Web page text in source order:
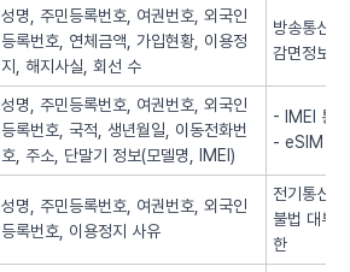
성명, 주민등록번호, 여권번호, 외국인
등록번호, 연체금액, 가입현황, 이용정
지, 해지사실, 회선 수
방송통신
감면정보
성명, 주민등록번호, 여권번호, 외국인
등록번호, 국적, 생년월일, 이동전화번
호, 주소, 단말기 정보(모델명, IMEI)
- IMEI 통
- eSIM 동
성명, 주민등록번호, 여권번호, 외국인
등록번호, 이용정지 사유
전기통신
불법 대부
한